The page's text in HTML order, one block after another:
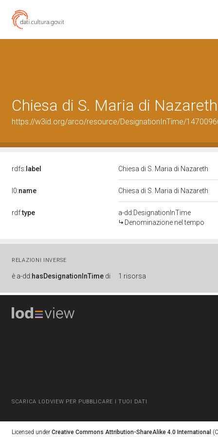
Chiesa di S. Maria di Nazareth
https://w3id.org/arco/resource/DesignationInTime/
rdfs: label Chiesa di S. Maria di Nazareth
l0:name Chiesa di S. Maria di Nazareth
rdf:type
a-dd:DesignationInTime
Denominazione nel tempo
RELAZIONI INVERSE
è a-dd:hasDesignationInTime di 1 risorsa
SCARICA LODVIEW PER PUBBLICARE I TUOI DATI
Licensed under Creative Commons Attribution-ShareAlike 4.0 International